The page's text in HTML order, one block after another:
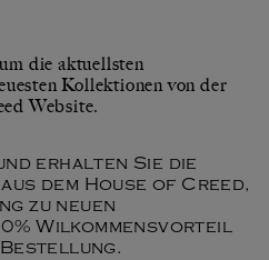
die aktuellsten
Kollektionen von der
Website.
erhalten Sie die
dem House of Creed,
zu neuen
Wilkommensvorteil